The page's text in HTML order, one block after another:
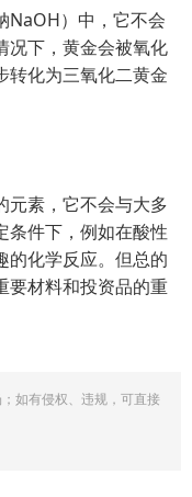
NaOH）中，它不会
况下，黄金会被氧化
转化为三氧化二黄金
元素，它不会与大多
条件下，例如在酸性
的化学反应。但总的
要材料和投资品的重
如有侵权、违规，可直接